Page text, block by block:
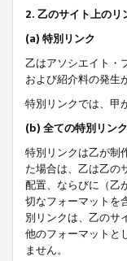
2. 乙のサイト上のリ
(a) 特別リンク
乙はアソシエイト・
および紹介料の発生
特別リンクでは、甲
(b) 全ての特別リン
特別リンクは乙が制
た場合は、乙は乙の
配置、ならびに（乙
切なフォーマットを
別リンクは、乙のサ
他のフォーマットと
ません。